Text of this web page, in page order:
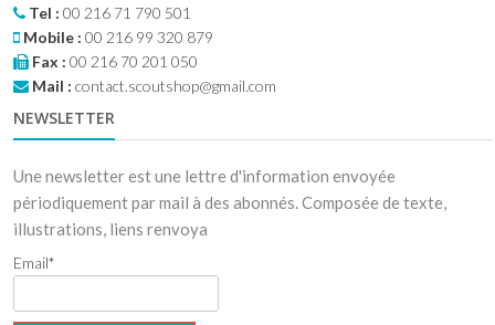
Tel : 00 216 71 790 501
Mobile : 00 216 99 320 879
Fax : 00 216 70 201 050
Mail : contact.scoutshop@gmail.com
NEWSLETTER
Une newsletter est une lettre d'information envoyée
périodiquement par mail à des abonnés. Composée de texte,
illustrations, liens renvoya
Email*